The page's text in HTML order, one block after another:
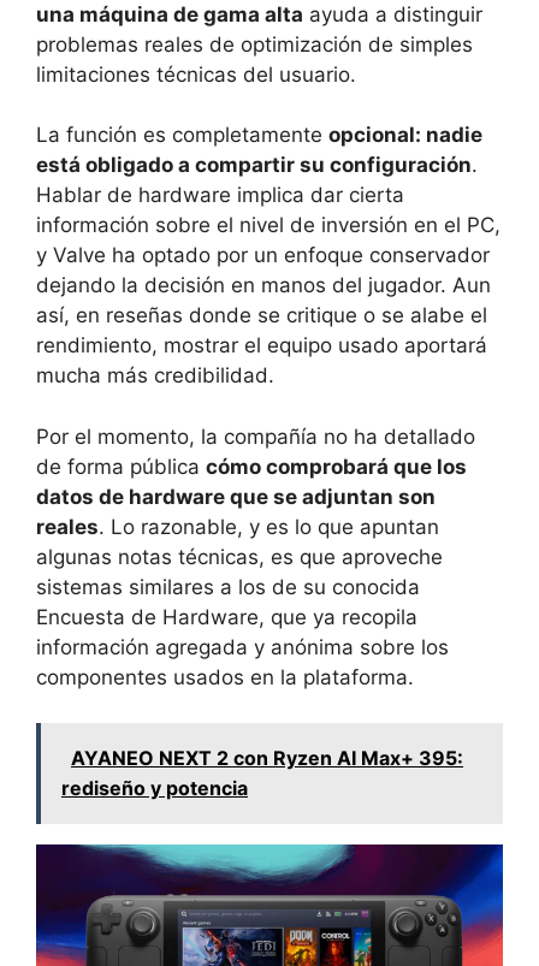
una máquina de gama alta ayuda a distinguir
problemas reales de optimización de simples
limitaciones técnicas del usuario.
La función es completamente opcional: nadie
está obligado a compartir su configuración.
Hablar de hardware implica dar cierta
información sobre el nivel de inversión en el PC,
y Valve ha optado por un enfoque conservador
dejando la decisión en manos del jugador. Aun
así, en reseñas donde se critique o se alabe el
rendimiento, mostrar el equipo usado aportará
mucha más credibilidad.
Por el momento, la compañía no ha detallado
de forma pública cómo comprobará que los
datos de hardware que se adjuntan son
reales. Lo razonable, y es lo que apuntan
algunas notas técnicas, es que aproveche
sistemas similares a los de su conocida
Encuesta de Hardware, que ya recopila
información agregada y anónima sobre los
componentes usados en la plataforma.
AYANEO NEXT 2 con Ryzen AI Max+ 395:
rediseño y potencia